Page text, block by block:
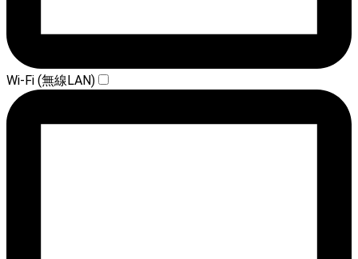
Wi-Fi (無線LAN)